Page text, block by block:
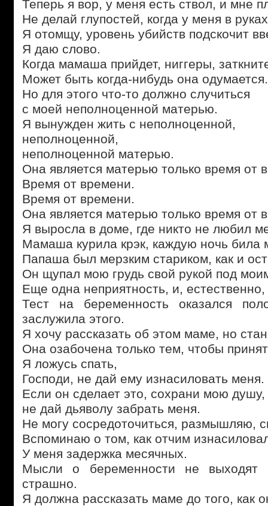
Теперь я вор, у меня есть ствол, и мне
Не делай глупостей, когда у меня в
Я отомщу, уровень убийств подскочит
Я даю слово.
Когда мамаша прийдет, ниггеры,
Может быть когда-нибудь она одумается.
Но для этого что-то должно случиться
с моей неполноценной матерью.
Я вынужден жить с неполноценной,
неполноценной,
неполноценной матерью.
Она является матерью только время от
Время от времени.
Время от времени.
Она является матерью только время от
Я выросла в доме, где никто не любил
Мамаша курила крэк, каждую ночь била
Папаша был мерзким стариком, как и
Он щупал мою грудь свой рукой под
Еще одна неприятность, и,
Тест на беременность оказался
заслужила этого.
Я хочу рассказать об этом маме, но
Она озабочена только тем, чтобы
Я ложусь спать,
Господи, не дай ему изнасиловать меня.
Если он сделает это, сохрани мою душу,
не дай дьяволу забрать меня.
Не могу сосредоточиться, размышляю,
Вспоминаю о том, как отчим
У меня задержка месячных.
Мысли о беременности не
страшно.
Я должна рассказать маме до того, как